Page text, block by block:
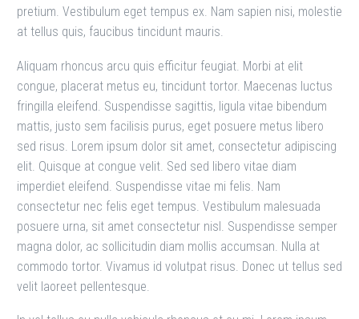
pretium. Vestibulum eget tempus ex. Nam sapien nisi, molestie
at tellus quis, faucibus tincidunt mauris.
Aliquam rhoncus arcu quis efficitur feugiat. Morbi at elit
congue, placerat metus eu, tincidunt tortor. Maecenas luctus
fringilla eleifend. Suspendisse sagittis, ligula vitae bibendum
mattis, justo sem facilisis purus, eget posuere metus libero
sed risus. Lorem ipsum dolor sit amet, consectetur adipiscing
elit. Quisque at congue velit. Sed sed libero vitae diam
imperdiet eleifend. Suspendisse vitae mi felis. Nam
consectetur nec felis eget tempus. Vestibulum malesuada
posuere urna, sit amet consectetur nisl. Suspendisse semper
magna dolor, ac sollicitudin diam mollis accumsan. Nulla at
commodo tortor. Vivamus id volutpat risus. Donec ut tellus sed
velit laoreet pellentesque.